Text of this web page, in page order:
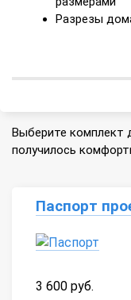
Разрезы
Выберите комплект
получилось
Паспорт
3 600 руб.